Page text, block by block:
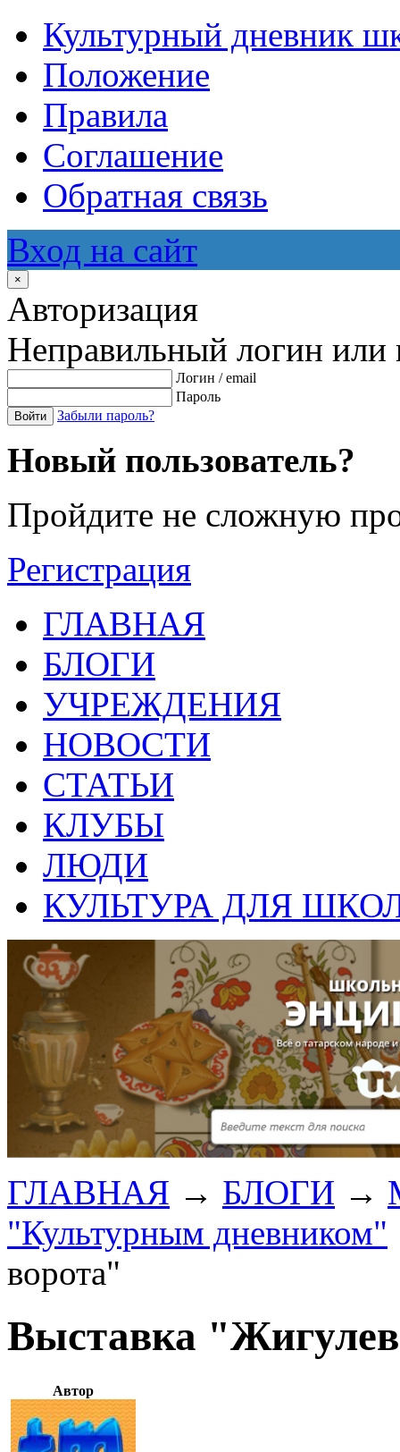
Культурный дневник
Положение
Правила
Соглашение
Обратная связь
Вход на сайт
×
Авторизация
Неправильный логин или
Логин / email
Пароль
Войти Забыли пароль?
Новый пользователь?
Пройдите не сложную
Регистрация
ГЛАВНАЯ
БЛОГИ
УЧРЕЖДЕНИЯ
НОВОСТИ
СТАТЬИ
КЛУБЫ
ЛЮДИ
КУЛЬТУРА ДЛЯ
ГЛАВНАЯ → БЛОГИ →
"Культурным дневником"
ворота"
Выставка
Автор